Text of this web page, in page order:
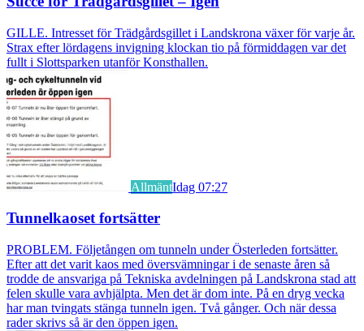
GILLE. Intresset för Trädgårdsgillet i Landskrona växer för varje år.
Strax efter lördagens invigning klockan tio på förmiddagen var det
fullt i Slottsparken utanför Konsthallen.
AllmäntIdag 07:27
Tunnelkaoset fortsätter
PROBLEM. Följetången om tunneln under Österleden fortsätter.
Efter att det varit kaos med översvämningar i de senaste åren så
trodde de ansvariga på Tekniska avdelningen på Landskrona stad att
felen skulle vara avhjälpta. Men det är dom inte. På en dryg vecka
har man tvingats stänga tunneln igen. Två gånger. Och när dessa
rader skrivs så är den öppen igen.